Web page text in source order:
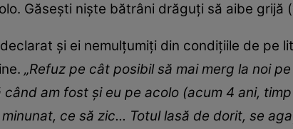
Găsești niște bătrâni drăguți să aibe grijă
și ei nemulțumiți din condițiile de pe
„Refuz pe cât posibil să mai merg la noi
am fost și eu pe acolo (acum 4 ani,
ce să zic... Totul lasă de dorit, se